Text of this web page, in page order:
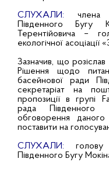
СЛУХАЛИ: члена
Південного Бугу
Терентійовича –
екологічної асоціації
Зазначив, що розіслав
Рішення щодо
басейнової ради
секретаріат на
пропозиції в групі
рада Південного
обговорення
поставити на
СЛУХАЛИ:
Південного Бугу